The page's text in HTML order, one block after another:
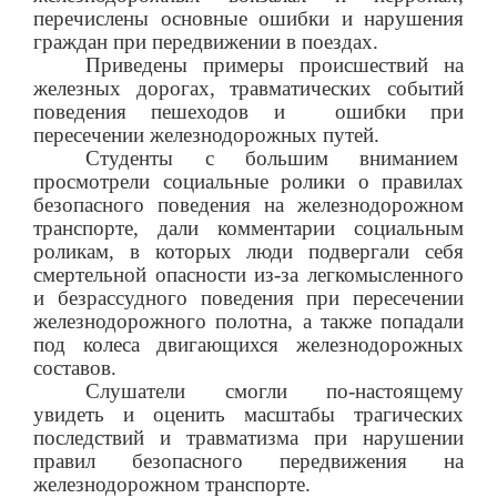
перечислены основные ошибки и нарушения
граждан при передвижении в поездах.
Приведены примеры происшествий на
железных дорогах, травматических событий
поведения пешеходов и
ошибки при
пересечении железнодорожных путей.
Студенты с большим вниманием
просмотрели социальные ролики о правилах
безопасного поведения на железнодорожном
транспорте, дали комментарии социальным
роликам, в которых люди подвергали себя
смертельной опасности из-за легкомысленного
и безрассудного поведения при пересечении
железнодорожного полотна, а также попадали
под колеса двигающихся железнодорожных
составов.
Слушатели смогли по-настоящему
увидеть и оценить масштабы трагических
последствий и травматизма при нарушении
правил безопасного передвижения на
железнодорожном транспорте.